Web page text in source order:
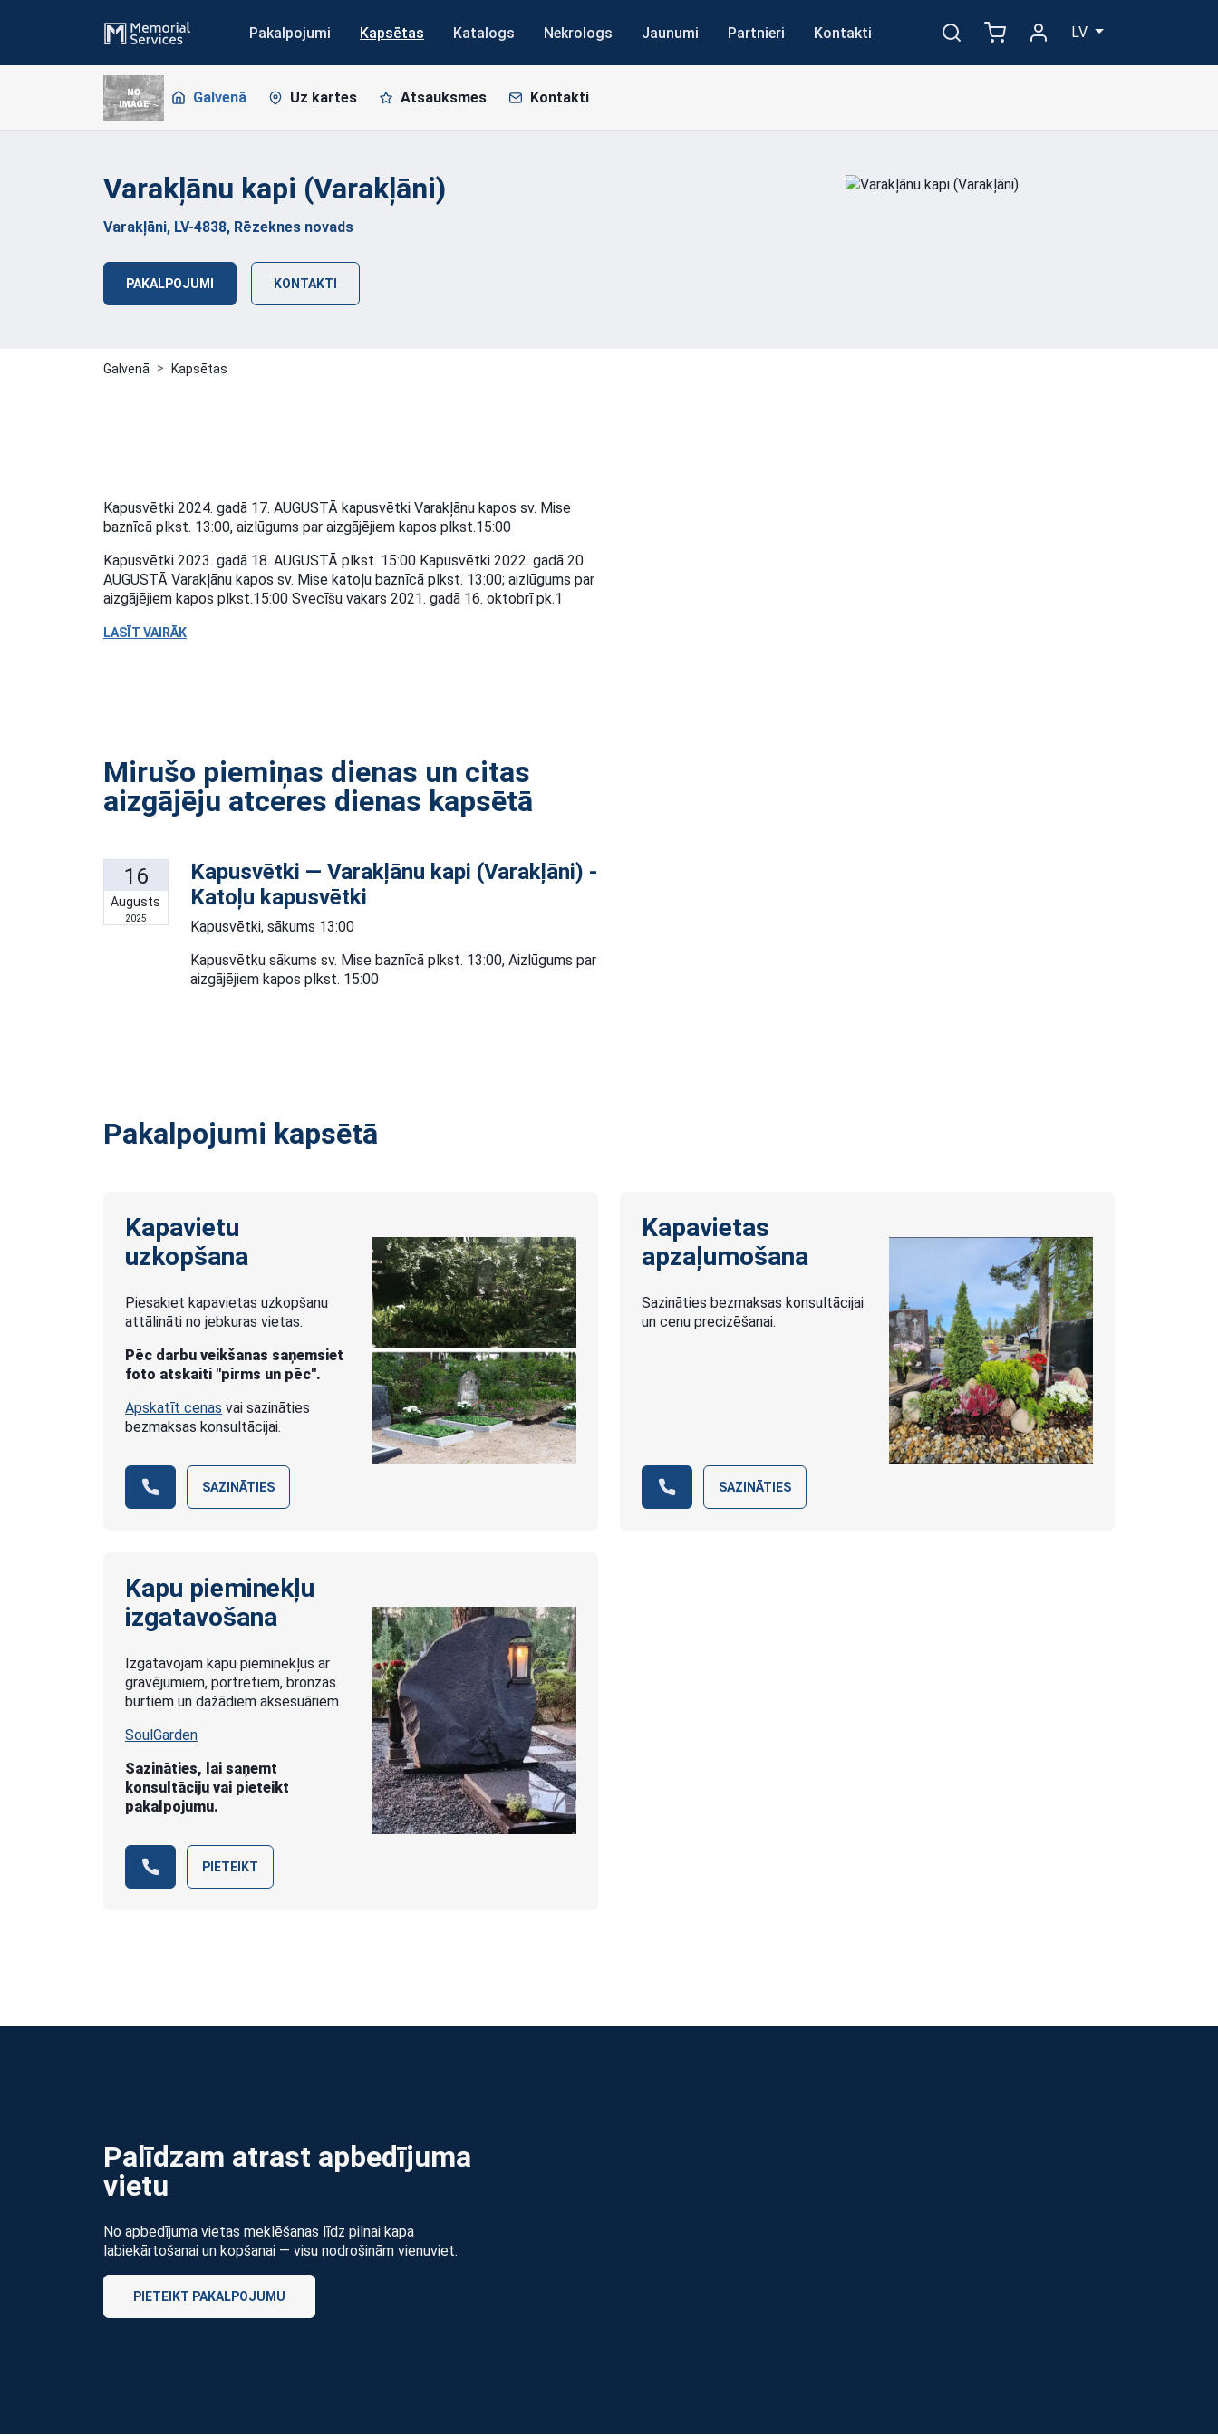
Pakalpojumi Kapsētas Katalogs Nekrologs Jaunumi Partnieri Kontakti LV
Galvenā Uz kartes Atsauksmes Kontakti
Varakļānu kapi (Varakļāni)
Varakļāni, LV-4838, Rēzeknes novads
PAKALPOJUMI KONTAKTI
Galvenā Kapsētas
Kapusvētki 2024. gadā 17. AUGUSTĀ kapusvētki Varakļānu kapos sv. Mise
baznīcā plkst. 13:00, aizlūgums par aizgājējiem kapos plkst.15:00
Kapusvētki 2023. gadā 18. AUGUSTĀ plkst. 15:00 Kapusvētki 2022. gadā 20.
AUGUSTĀ Varakļānu kapos sv. Mise katoļu baznīcā plkst. 13:00; aizlūgums par
aizgājējiem kapos plkst.15:00 Svecīšu vakars 2021. gadā 16. oktobrī pk.1
LASĪT VAIRĀK
Mirušo piemiņas dienas un citas
aizgājēju atceres dienas kapsētā
16
Augusts
2025
Kapusvētki — Varakļānu kapi (Varakļāni) -
Katoļu kapusvētki
Kapusvētki, sākums 13:00
Kapusvētku sākums sv. Mise baznīcā plkst. 13:00, Aizlūgums par
aizgājējiem kapos plkst. 15:00
Pakalpojumi kapsētā
Kapavietu
uzkopšana
Piesakiet kapavietas uzkopšanu
attālināti no jebkuras vietas.
Pēc darbu veikšanas saņemsiet
foto atskaiti "pirms un pēc".
Apskatīt cenas vai sazināties
bezmaksas konsultācijai.
SAZINĀTIES
Kapavietas
apzaļumošana
Sazināties bezmaksas konsultācijai
un cenu precizēšanai.
SAZINĀTIES
Kapu pieminekļu
izgatavošana
Izgatavojam kapu pieminekļus ar
gravējumiem, portretiem, bronzas
burtiem un dažādiem aksesuāriem.
SoulGarden
Sazināties, lai saņemt
konsultāciju vai pieteikt
pakalpojumu.
PIETEIKT
Palīdzam atrast apbedījuma
vietu
No apbedījuma vietas meklēšanas līdz pilnai kapa
labiekārtošanai un kopšanai — visu nodrošinām vienuviet.
PIETEIKT PAKALPOJUMU